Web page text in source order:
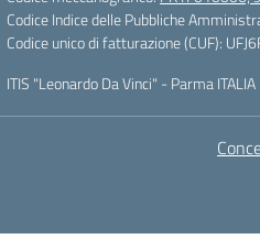
Codice Indice delle Pubbliche
Codice unico di fatturazione (CUF):
ITIS "Leonardo Da Vinci" - Parma ITALIA